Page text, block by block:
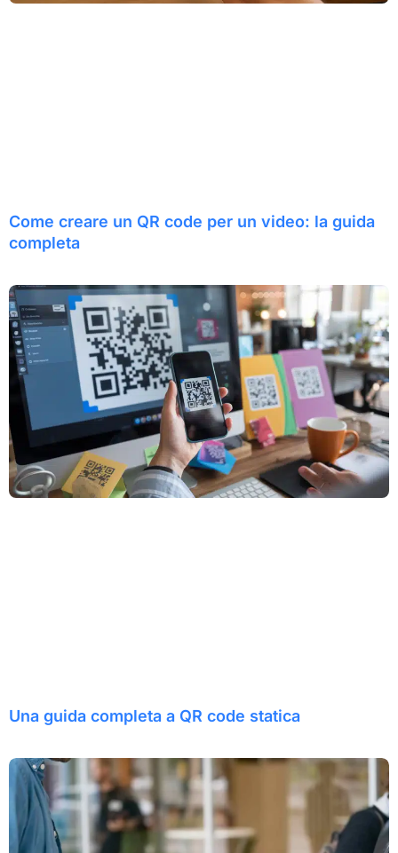
Come creare un QR code per un video: la guida
completa
Una guida completa a QR code statica